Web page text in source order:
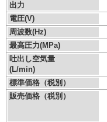
出力
電圧(V)
周波数(Hz)
最高圧力(MPa)
吐出し空気量
(L/min)
標準価格（税別）
販売価格（税別）